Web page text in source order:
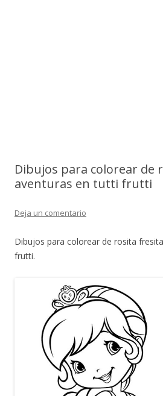
Dibujos para colorear de
aventuras en tutti frutti
Deja un comentario
Dibujos para colorear de rosita
frutti.